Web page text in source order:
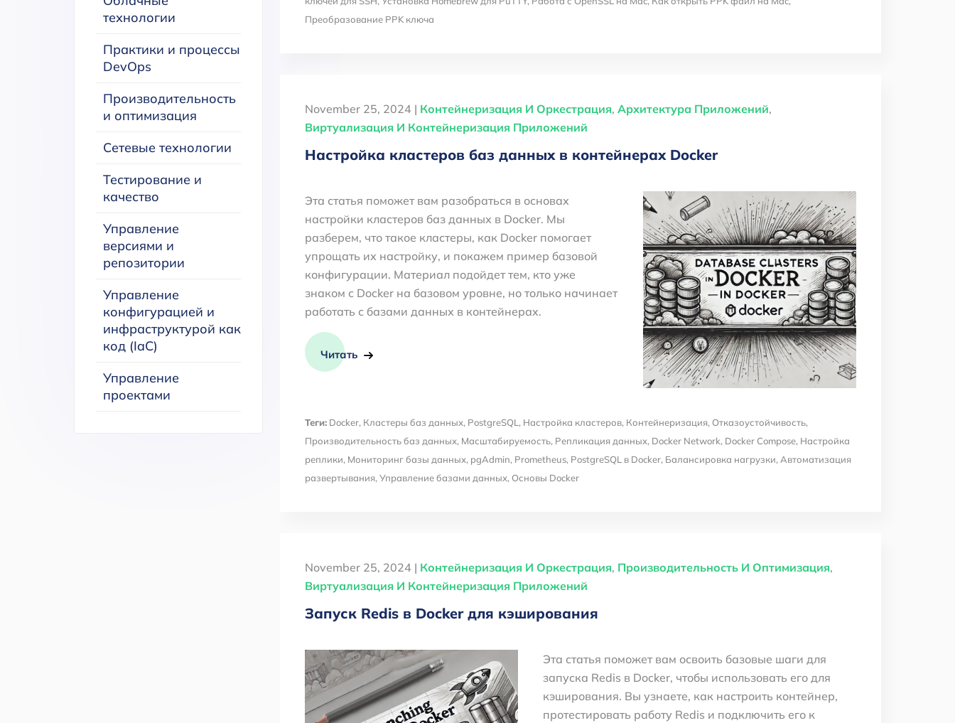
технологии
Практики и процессы
DevOps
Производительность
и оптимизация
Сетевые технологии
Тестирование и
качество
Управление
версиями и
репозитории
Управление
конфигурацией и
инфраструктурой как
код (IaC)
Управление
проектами
Преобразование PPK ключа
November 25, 2024 | Контейнеризация И Оркестрация, Архитектура Приложений,
Виртуализация И Контейнеризация Приложений
Настройка кластеров баз данных в контейнерах Docker
Эта статья поможет вам разобраться в основах
настройки кластеров баз данных в Docker. Мы
разберем, что такое кластеры, как Docker помогает
упрощать их настройку, и покажем пример базовой
конфигурации. Материал подойдет тем, кто уже
знаком с Docker на базовом уровне, но только начинает
работать с базами данных в контейнерах.
Читать
Теги: Docker, Кластеры баз данных, PostgreSQL , Настройка кластеров, Контейнеризация, Отказоустойчивость,
Производительность баз данных, Масштабируемость, Репликация данных, Docker Network, Docker Compose, Настройка
реплики, Мониторинг базы данных, pgAdmin, Prometheus, PostgreSQL в Docker, Балансировка нагрузки, Автоматизация
развертывания, Управление базами данных, Основы Docker
November 25, 2024 | Контейнеризация И Оркестрация, Производительность И Оптимизация,
Виртуализация И Контейнеризация Приложений
Запуск Redis в Docker для кэширования
Эта статья поможет вам освоить базовые шаги для
запуска Redis в Docker, чтобы использовать его для
кэширования. Вы узнаете, как настроить контейнер,
протестировать работу Redis и подключить его к